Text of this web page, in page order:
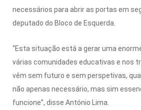
necessários para abrir as portas em
deputado do Bloco de Esquerda.
“Esta situação está a gerar uma
várias comunidades educativas e nos
vêm sem futuro e sem perspetivas,
não apenas necessário, mas sim
funcione”, disse António Lima.